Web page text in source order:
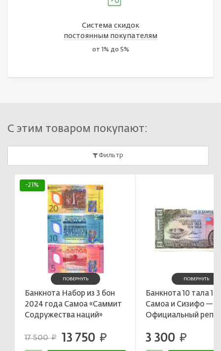
Система скидок
постоянным покупателям
от 1% до 5%
С этим товаром покупают:
Фильтр
-21%
ПОВЕРНУТЬ
Банкнота Набор из 3 бон
2024 года Самоа «Саммит
Содружества наций»
17 500руб. 13 750 руб.
ПОВЕРНУТЬ
Банкнота 10 тала
Самоа и Сизифо —
Официальный
3 300 руб.